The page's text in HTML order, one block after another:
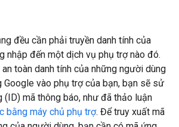
đều cần phải truyền danh tính của
nhập đến một dịch vụ phụ trợ nào đó.
toàn danh tính của những người dùng
Google vào phụ trợ của bạn, bạn sẽ sử
(ID) mã thông báo, như đã thảo luận
bằng máy chủ phụ trợ. Để truy xuất mã